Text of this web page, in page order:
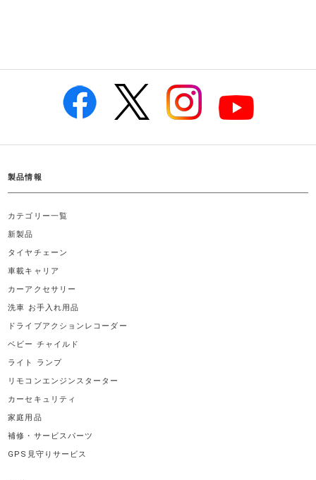
製品情報
カテゴリー一覧
新製品
タイヤチェーン
車載キャリア
カーアクセサリー
洗車 お手入れ用品
ドライブアクションレコーダー
ベビー チャイルド
ライト ランプ
リモコンエンジンスターター
カーセキュリティ
家庭用品
補修・サービスパーツ
GPS見守りサービス